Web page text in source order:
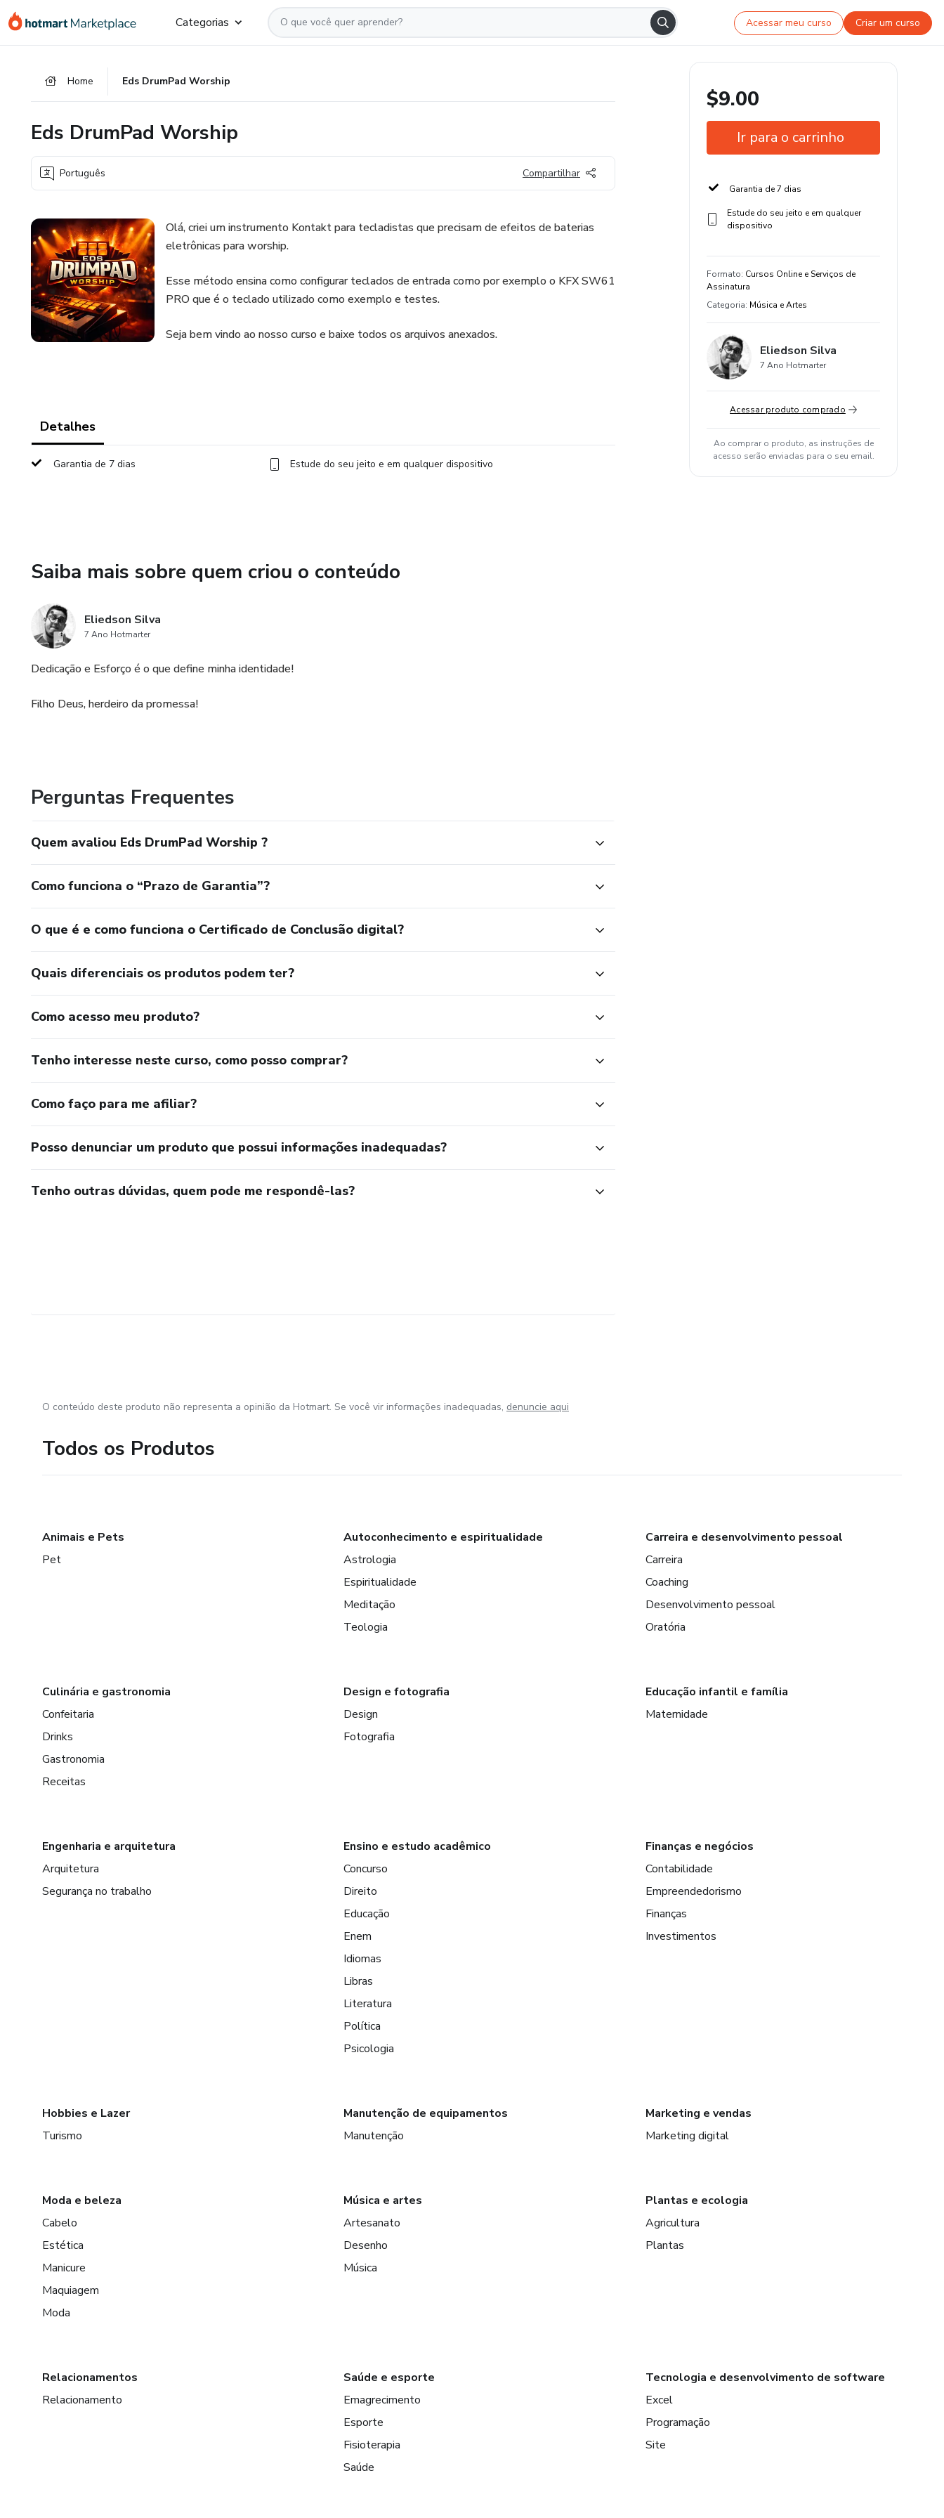
para
para
para
Categorias Acessar meu curso Criar um curso
Home Eds DrumPad Worship
Eds DrumPad Worship
Português Compartilhar
Olá, criei um instrumento Kontakt para tecladistas que precisam de efeitos de baterias
eletrônicas para worship.
Esse método ensina como configurar teclados de entrada como por exemplo o KFX SW61
PRO que é o teclado utilizado como exemplo e testes.
Seja bem vindo ao nosso curso e baixe todos os arquivos anexados.
Detalhes
Garantia de 7 dias Estude do seu jeito e em qualquer dispositivo
Saiba mais sobre quem criou o conteúdo
Eliedson Silva
7 Ano Hotmarter
Dedicação e Esforço é o que define minha identidade!
Filho Deus, herdeiro da promessa!
Perguntas Frequentes
Quem avaliou Eds DrumPad Worship ?
Como funciona o “Prazo de Garantia”?
O que é e como funciona o Certificado de Conclusão digital?
Quais diferenciais os produtos podem ter?
Como acesso meu produto?
Tenho interesse neste curso, como posso comprar?
Como faço para me afiliar?
Posso denunciar um produto que possui informações inadequadas?
Tenho outras dúvidas, quem pode me respondê-las?
$9.00
Ir para o carrinho
Garantia de 7 dias
Estude do seu jeito e em qualquer
dispositivo
Formato: Cursos Online e Serviços de
Assinatura
Categoria: Música e Artes
Eliedson Silva
7 Ano Hotmarter
Acessar produto comprado
Ao comprar o produto, as instruções de
acesso serão enviadas para o seu email.
O conteúdo deste produto não representa a opinião da Hotmart. Se você vir informações inadequadas, denuncie aqui
Todos os Produtos
Animais e Pets
Pet
Autoconhecimento e espiritualidade
Astrologia
Espiritualidade
Meditação
Teologia
Carreira e desenvolvimento pessoal
Carreira
Coaching
Desenvolvimento pessoal
Oratória
Culinária e gastronomia
Confeitaria
Drinks
Gastronomia
Receitas
Design e fotografia
Design
Fotografia
Educação infantil e família
Maternidade
Engenharia e arquitetura
Arquitetura
Segurança no trabalho
Ensino e estudo acadêmico
Concurso
Direito
Educação
Enem
Idiomas
Libras
Literatura
Política
Psicologia
Finanças e negócios
Contabilidade
Empreendedorismo
Finanças
Investimentos
Hobbies e Lazer
Turismo
Manutenção de equipamentos
Manutenção
Marketing e vendas
Marketing digital
Moda e beleza
Cabelo
Estética
Manicure
Maquiagem
Moda
Música e artes
Artesanato
Desenho
Música
Plantas e ecologia
Agricultura
Plantas
Relacionamentos
Relacionamento
Saúde e esporte
Emagrecimento
Esporte
Fisioterapia
Saúde
Tecnologia e desenvolvimento de software
Excel
Programação
Site